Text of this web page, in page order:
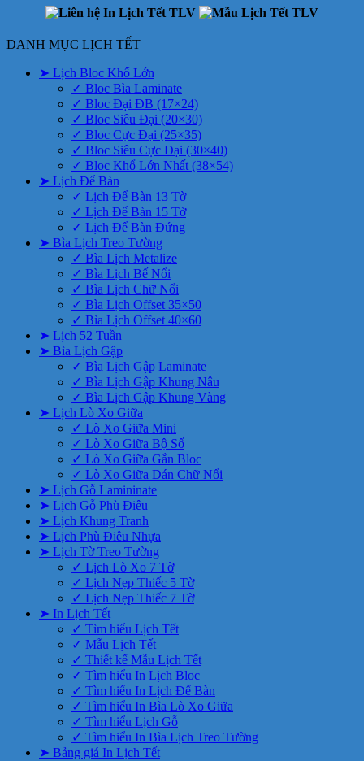
DANH MỤC LỊCH TẾT
➤ Lịch Bloc Khổ Lớn
✓ Bloc Bìa Laminate
✓ Bloc Đại ĐB (17×24)
✓ Bloc Siêu Đại (20×30)
✓ Bloc Cực Đại (25×35)
✓ Bloc Siêu Cực Đại (30×40)
✓ Bloc Khổ Lớn Nhất (38×54)
➤ Lịch Để Bàn
✓ Lịch Để Bàn 13 Tờ
✓ Lịch Để Bàn 15 Tờ
✓ Lịch Để Bàn Đứng
➤ Bìa Lịch Treo Tường
✓ Bìa Lịch Metalize
✓ Bìa Lịch Bế Nổi
✓ Bìa Lịch Chữ Nổi
✓ Bìa Lịch Offset 35×50
✓ Bìa Lịch Offset 40×60
➤ Lịch 52 Tuần
➤ Bìa Lịch Gập
✓ Bìa Lịch Gập Laminate
✓ Bìa Lịch Gập Khung Nâu
✓ Bìa Lịch Gập Khung Vàng
➤ Lịch Lò Xo Giữa
✓ Lò Xo Giữa Mini
✓ Lò Xo Giữa Bộ Số
✓ Lò Xo Giữa Gắn Bloc
✓ Lò Xo Giữa Dán Chữ Nổi
➤ Lịch Gỗ Lamininate
➤ Lịch Gỗ Phù Điêu
➤ Lịch Khung Tranh
➤ Lịch Phù Điêu Nhựa
➤ Lịch Tờ Treo Tường
✓ Lịch Lò Xo 7 Tờ
✓ Lịch Nẹp Thiếc 5 Tờ
✓ Lịch Nẹp Thiếc 7 Tờ
➤ In Lịch Tết
✓ Tìm hiểu Lịch Tết
✓ Mẫu Lịch Tết
✓ Thiết kế Mẫu Lịch Tết
✓ Tìm hiểu In Lịch Bloc
✓ Tìm hiểu In Lịch Để Bàn
✓ Tìm hiểu In Bìa Lò Xo Giữa
✓ Tìm hiểu Lịch Gỗ
✓ Tìm hiểu In Bìa Lịch Treo Tường
➤ Bảng giá In Lịch Tết